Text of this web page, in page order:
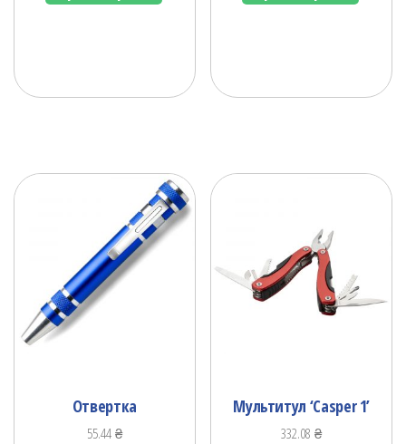
Отвертка
55.44₴
Мультитул ‘Casper 1’
332.08₴